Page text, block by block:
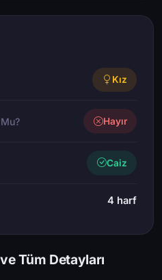
Kız
Hayır
Caiz
4 harf
Tüm Detayları